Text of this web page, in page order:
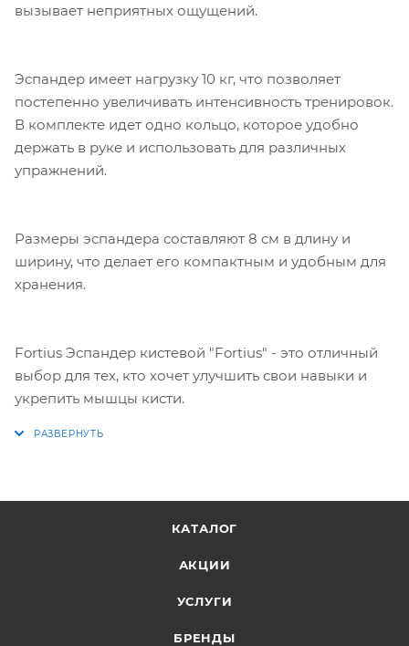
вызывает неприятных ощущений.
Эспандер имеет нагрузку 10 кг, что позволяет
постепенно увеличивать интенсивность тренировок.
В комплекте идет одно кольцо, которое удобно
держать в руке и использовать для различных
упражнений.
Размеры эспандера составляют 8 см в длину и
ширину, что делает его компактным и удобным для
хранения.
Fortius Эспандер кистевой "Fortius" - это отличный
выбор для тех, кто хочет улучшить свои навыки и
укрепить мышцы кисти.
КАТАЛОГ
АКЦИИ
УСЛУГИ
БРЕНДЫ